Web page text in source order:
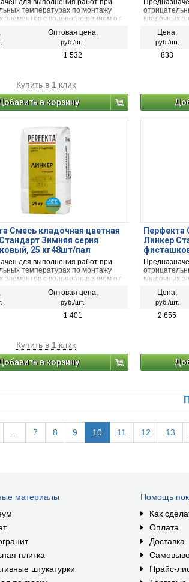
для выполнения работ при
температурах по монтажу
элементов с водопоглощением от
керамический кирпич, рядовой
и плотный силикатный кирпич,
блоки из бетона и натурального
Оптовая цена,
руб./шт.
1 532
Купить в 1 клик
в корзину
кладочных
кирпичи или
Цена,
руб./шт.
833
Смесь кладочная цветная
Зимняя серия
25 кг48шт/пал
для выполнения работ при
температурах по монтажу
элементов с водопоглощением от
керамический кирпич, рядовой
и плотный силикатный кирпич,
блоки из бетона и натурального
Оптовая цена,
руб./шт.
1 401
Купить в 1 клик
в корзину
Перфекта
Линкер
кладочных
кирпичи или
Цена,
руб./шт.
2 655
7 8 9 10 11 12 13
материалы
плитка
штукатурки
Помощь
Как
Оплата
Доставка
Прайс-